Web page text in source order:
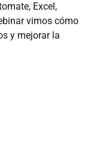
Excel,
vimos cómo
y mejorar la